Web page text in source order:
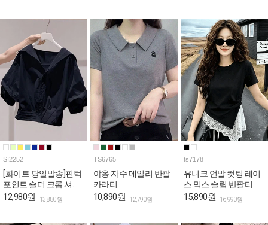
SI2252
[화이트 당일발송]핀턱
포인트 숄더 크롭 셔츠
[상황에따라 변신!셔츠
12,980원 13,880원
TS6765
야옹 자수 데일리 반팔
카라티
10,890원 12,790원
ts7178
유니크 언발 컷팅 레이
스 믹스 슬림 반팔티
15,890원 16,990원